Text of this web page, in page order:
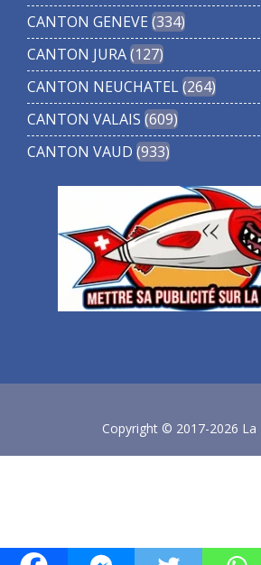
CANTON GENEVE 334
CANTON JURA 127
CANTON NEUCHATEL 264
CANTON VALAIS 609
CANTON VAUD 933
Copyright © 2017-2026 La